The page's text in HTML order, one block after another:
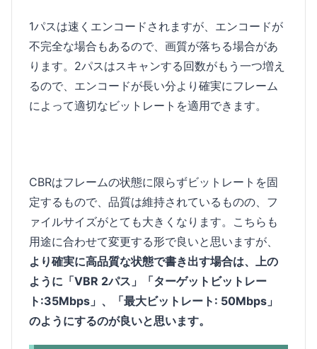
1パスは速くエンコードされますが、エンコードが
不完全な場合もあるので、画質が落ちる場合があ
ります。2パスはスキャンする回数がもう一つ増え
るので、エンコードが長い分より確実にフレーム
によって適切なビットレートを適用できます。
CBRはフレームの状態に限らずビットレートを固
定するもので、品質は維持されているものの、フ
ァイルサイズがとても大きくなります。こちらも
用途に合わせて変更する形で良いと思いますが、
より確実に高品質な状態で書き出す場合は、上の
ように「VBR 2パス」「ターゲットビットレー
ト:35Mbps」、「最大ビットレート: 50Mbps」
のようにするのが良いと思います。